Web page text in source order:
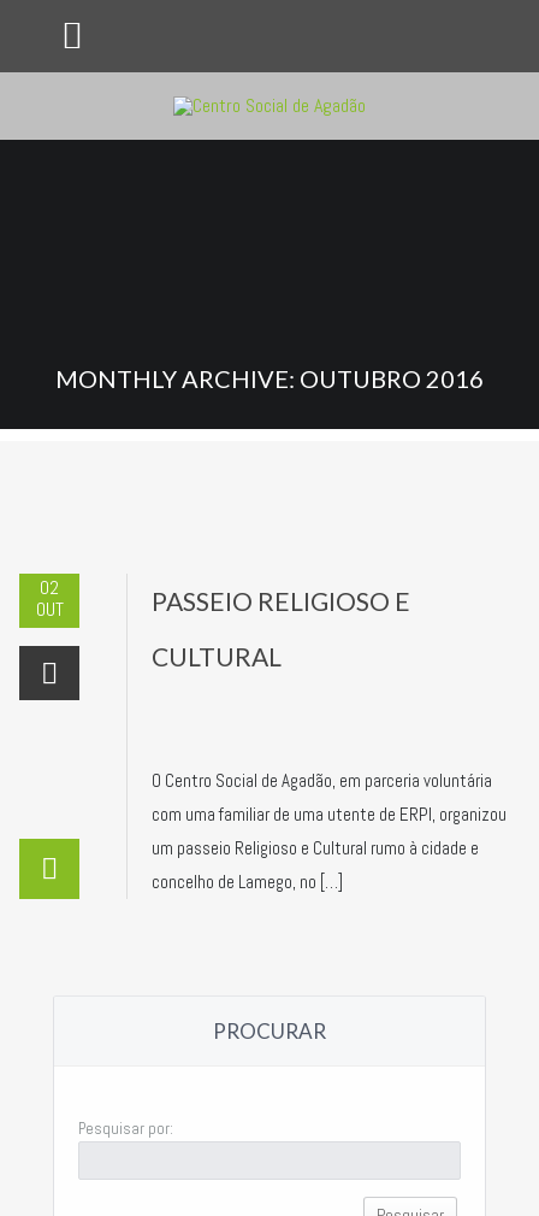
MONTHLY ARCHIVE: OUTUBRO 2016
02
OUT
PASSEIO RELIGIOSO E
CULTURAL
O Centro Social de Agadão, em parceria voluntária
com uma familiar de uma utente de ERPI, organizou
um passeio Religioso e Cultural rumo à cidade e
concelho de Lamego, no […]
PROCURAR
Pesquisar por: